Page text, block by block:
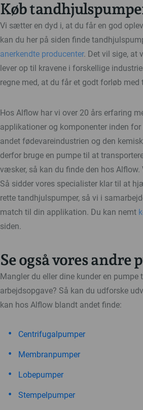
Køb
Vi sætter en dyd i, at du får en god
kan du her på siden finde
anerkendte producenter. Det vil sige, at
lever op til kravene i forskellige
regne med, at du får et godt forløb
Hos Alflow har vi over 20 års erfaring
applikationer og komponenter inden
andet fødevareindustrien og den
derfor bruge en pumpe til at
væsker, så kan du finde den hos Alflow.
Så sidder vores specialister klar til at
rette tandhjulspumper, så vi i
match til din applikation. Du kan nemt
siden.
Se også vores andre
Mangler du eller dine kunder en pumpe
arbejdsopgave? Så kan du udforske
kan hos Alflow blandt andet finde:
Centrifugalpumper
Membranpumper
Lobepumper
Stempelpumper